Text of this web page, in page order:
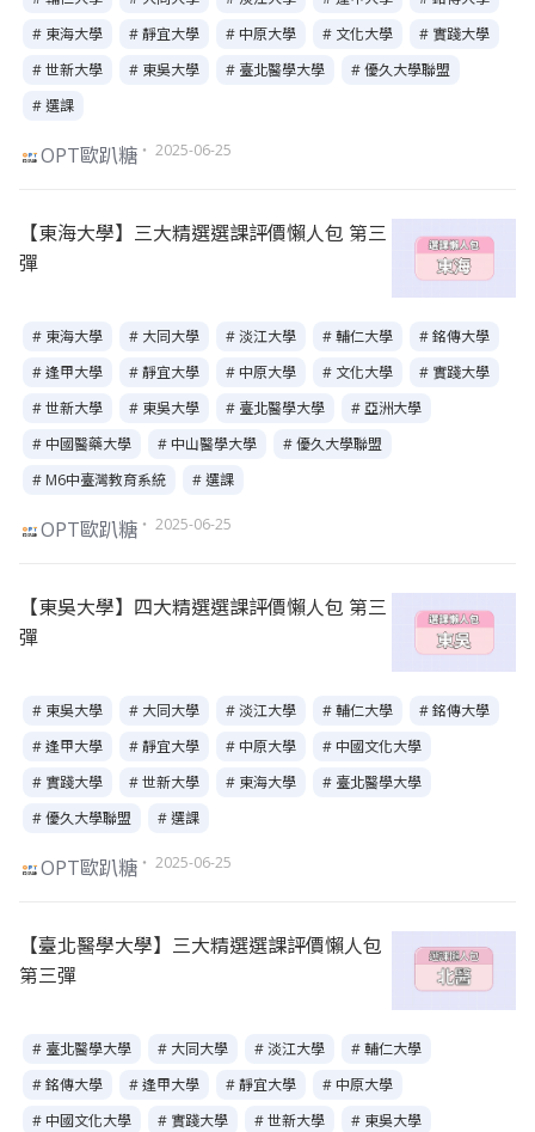
# 東海大學
# 靜宜大學 # 中原大學 # 文化大學
# 實踐大學
# 世新大學
# 東吳大學 # 臺北醫學大學
# 優久大學聯盟
# 選課
OPT歐趴糖 ・ 2025-06-25
【東海大學】三大精選選課評價懶人包 第三
彈
# 東海大學 # 大同大學 # 淡江大學 # 輔仁大學
# 銘傳大學
# 逢甲大學
# 靜宜大學 # 中原大學 # 文化大學
# 實踐大學
# 世新大學
# 東吳大學 # 臺北醫學大學
# 亞洲大學
# 中國醫藥大學
# 中山醫學大學
# 優久大學聯盟
# M6中臺灣教育系統
# 選課
OPT歐趴糖 ・ 2025-06-25
【東吳大學】四大精選選課評價懶人包 第三
彈
# 東吳大學 # 大同大學 # 淡江大學 # 輔仁大學
# 銘傳大學
# 逢甲大學
# 靜宜大學 # 中原大學
# 中國文化大學
# 實踐大學
# 世新大學 # 東海大學
# 臺北醫學大學
# 優久大學聯盟
# 選課
OPT歐趴糖 ・ 2025-06-25
【臺北醫學大學】三大精選選課評價懶人包
第三彈
# 臺北醫學大學 # 大同大學 # 淡江大學
# 輔仁大學
# 銘傳大學
# 逢甲大學 # 靜宜大學
# 中原大學
# 中國文化大學
# 實踐大學 # 世新大學
# 東吳大學